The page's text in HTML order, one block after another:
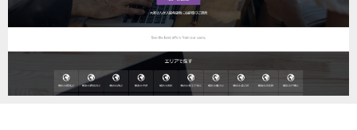
施設
地域密着型小規模施設